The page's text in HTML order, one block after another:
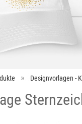
Designvorlagen -